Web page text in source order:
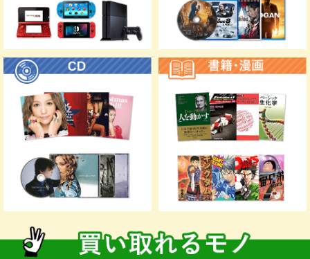
マイナンバーカー
運転免許証 資格確認書
住民基本台帳カー
ド（写真付き）
福祉手帳（身体障
がい者手帳）
特別永住者証明書
お客様のご都合が良いお日にちに無料でダ
数が足りない場合は、メールや電話でご連
絡ください。